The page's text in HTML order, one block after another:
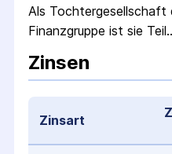
Als Tochtergesellschaft
Finanzgruppe ist sie
Zinsen
Zinsart